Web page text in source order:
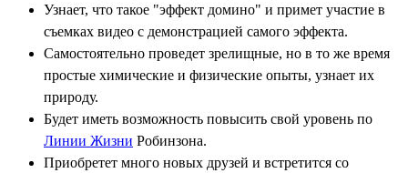
Узнает, что такое "эффект домино" и примет участие в
съемках видео с демонстрацией самого эффекта.
Самостоятельно проведет зрелищные, но в то же время
простые химические и физические опыты, узнает их
природу.
Будет иметь возможность повысить свой уровень по
Линии Жизни Робинзона.
Приобретет много новых друзей и встретится со